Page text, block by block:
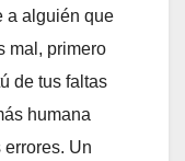
a alguién que
mal, primero
de tus faltas
humana
Un